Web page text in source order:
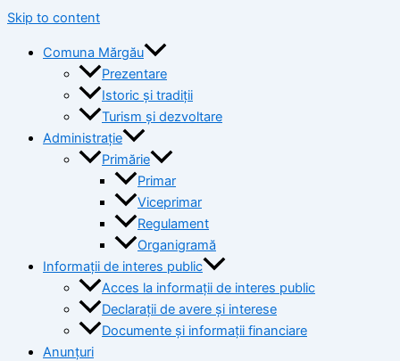
Skip to content
Comuna Mărgău
Prezentare
Istoric și tradiții
Turism și dezvoltare
Administrație
Primărie
Primar
Viceprimar
Regulament
Organigramă
Informații de interes public
Acces la informații de interes public
Declarații de avere și interese
Documente și informații financiare
Anunțuri